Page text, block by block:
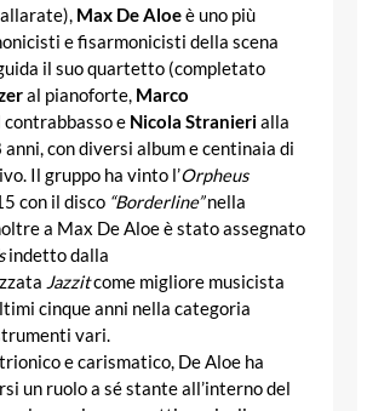
Max De Aloeè uno più
e fisarmonicisti della scena
il suo quartetto (completato
al pianoforte, Marco
contrabbasso e Nicola Stranierialla
con diversi album e centinaia di
Il gruppo ha vinto l’Orpheus
con il disco “Borderline”nella
a Max De Aloe è stato assegnato
indetto dalla
Jazzitcome migliore musicista
cinque anni nella categoria
vari.
e carismatico, De Aloe ha
un ruolo a sé stante all’interno del